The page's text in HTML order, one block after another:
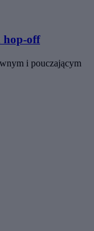
hop-off
i pouczającym